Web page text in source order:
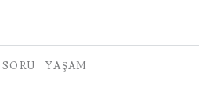
SORU YAŞAM